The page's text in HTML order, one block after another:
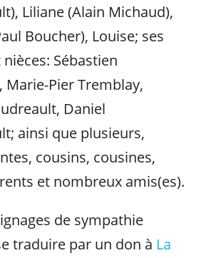
Liliane (Alain Michaud),
Boucher), Louise; ses
Sébastien
Marie-Pier Tremblay,
Daniel
ainsi que plusieurs,
cousins, cousines,
et nombreux amis(es).
de sympathie
traduire par un don à La